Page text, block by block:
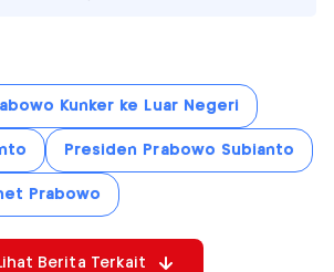
Kunker ke Luar Negeri
Presiden Prabowo Subianto
Prabowo
Berita Terkait